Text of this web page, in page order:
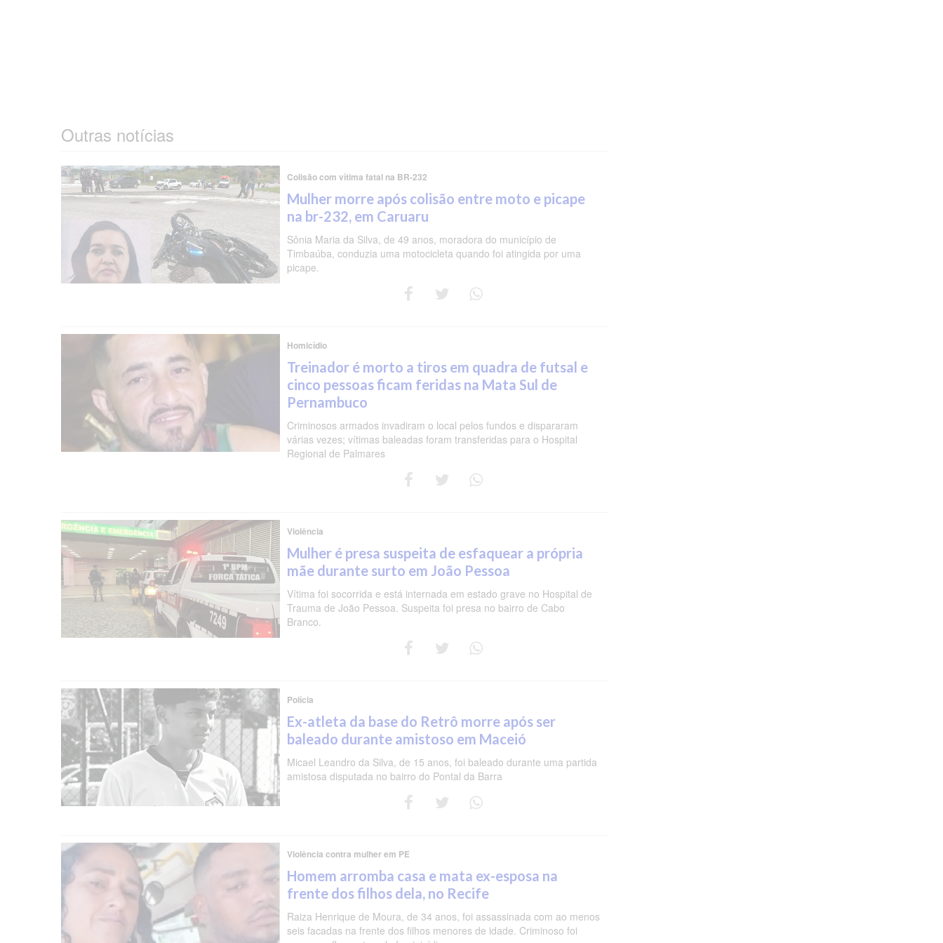
Outras notícias
Colisão com vítima fatal na BR-232
Mulher morre após colisão entre moto e picape
na br-232, em Caruaru
Sônia Maria da Silva, de 49 anos, moradora do município de
Timbaúba, conduzia uma motocicleta quando foi atingida por uma
picape.
Homicídio
Treinador é morto a tiros em quadra de futsal e
cinco pessoas ficam feridas na Mata Sul de
Pernambuco
Criminosos armados invadiram o local pelos fundos e dispararam
várias vezes; vítimas baleadas foram transferidas para o Hospital
Regional de Palmares
Violência
Mulher é presa suspeita de esfaquear a própria
mãe durante surto em João Pessoa
Vítima foi socorrida e está internada em estado grave no Hospital de
Trauma de João Pessoa. Suspeita foi presa no bairro de Cabo
Branco.
Polícia
Ex-atleta da base do Retrô morre após ser
baleado durante amistoso em Maceió
Micael Leandro da Silva, de 15 anos, foi baleado durante uma partida
amistosa disputada no bairro do Pontal da Barra
Violência contra mulher em PE
Homem arromba casa e mata ex-esposa na
frente dos filhos dela, no Recife
Raiza Henrique de Moura, de 34 anos, foi assassinada com ao menos
seis facadas na frente dos filhos menores de idade. Criminoso foi